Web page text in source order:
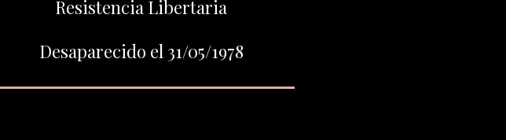
Resistencia Libertaria
Desaparecido el 31/05/1978